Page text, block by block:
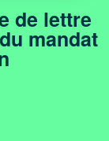
de lettre
mandat